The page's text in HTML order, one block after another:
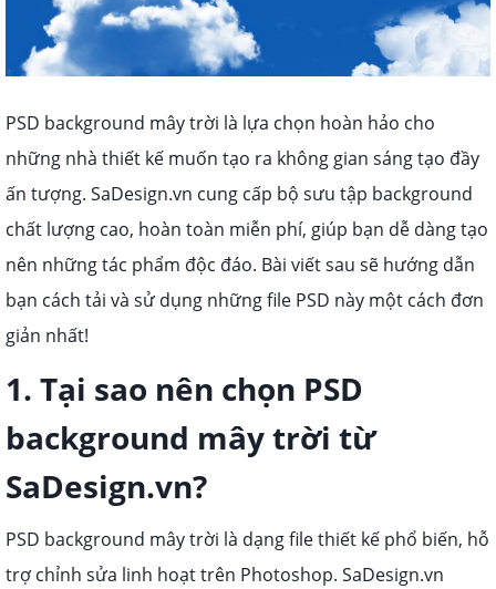
PSD background mây trời là lựa chọn hoàn hảo cho
những nhà thiết kế muốn tạo ra không gian sáng tạo đầy
ấn tượng. SaDesign.vn cung cấp bộ sưu tập background
chất lượng cao, hoàn toàn miễn phí, giúp bạn dễ dàng tạo
nên những tác phẩm độc đáo. Bài viết sau sẽ hướng dẫn
bạn cách tải và sử dụng những file PSD này một cách đơn
giản nhất!
1. Tại sao nên chọn PSD
background mây trời từ
SaDesign.vn?
PSD background mây trời là dạng file thiết kế phổ biến, hỗ
trợ chỉnh sửa linh hoạt trên Photoshop. SaDesign.vn